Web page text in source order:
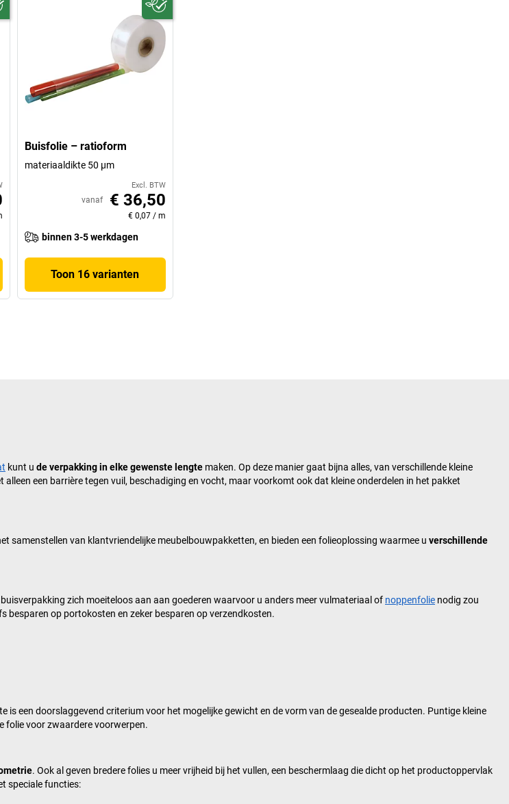
Buisfolie – ratioform
materiaaldikte 50 µm
Excl. BTW
vanaf € 36,50
€ 0,07 / m
binnen 3-5 werkdagen
Toon 16 varianten
kunt u de verpakking in elke gewenste lengte maken. Op deze manier gaat bijna alles, van verschillende kleine
een barrière tegen vuil, beschadiging en vocht, maar voorkomt ook dat kleine onderdelen in het pakket
samenstellen van klantvriendelijke meubelbouwpakketten, en bieden een folieoplossing waarmee u verschillende
zich moeiteloos aan aan goederen waarvoor u anders meer vulmateriaal of noppenfolie nodig zou
besparen op portokosten en zeker besparen op verzendkosten.
is een doorslaggevend criterium voor het mogelijke gewicht en de vorm van de gesealde producten. Puntige kleine
folie voor zwaardere voorwerpen.
. Ook al geven bredere folies u meer vrijheid bij het vullen, een beschermlaag die dicht op het productoppervlak
speciale functies: